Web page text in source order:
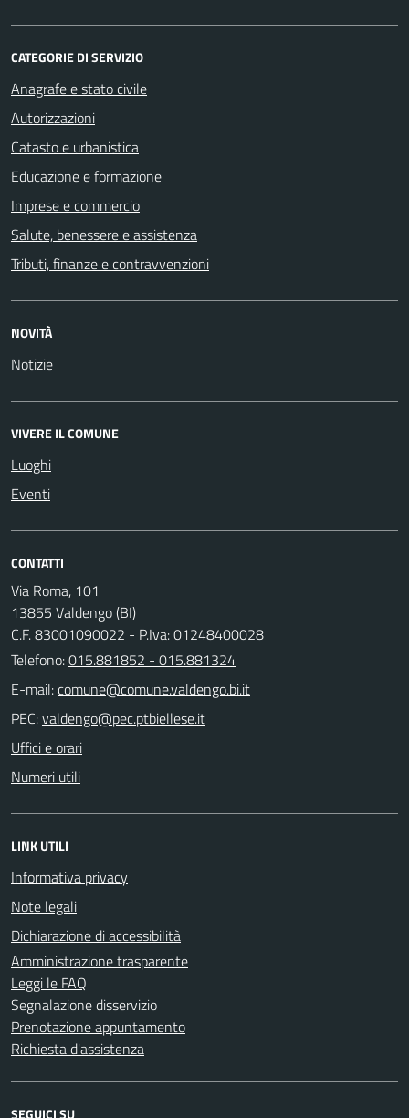
CATEGORIE DI SERVIZIO
Anagrafe e stato civile
Autorizzazioni
Catasto e urbanistica
Educazione e formazione
Imprese e commercio
Salute, benessere e assistenza
Tributi, finanze e contravvenzioni
NOVITÀ
Notizie
VIVERE IL COMUNE
Luoghi
Eventi
CONTATTI
Via Roma, 101
13855 Valdengo (BI)
C.F. 83001090022 - P.Iva: 01248400028
Telefono:015.881852 - 015.881324
E-mail:
PEC:
Uffici e orari
Numeri utili
LINK UTILI
Informativa privacy
Note legali
Dichiarazione di accessibilità
Amministrazione trasparente
Leggi le FAQ
Segnalazione disservizio
Prenotazione appuntamento
Richiesta d'assistenza
SEGUICI SU